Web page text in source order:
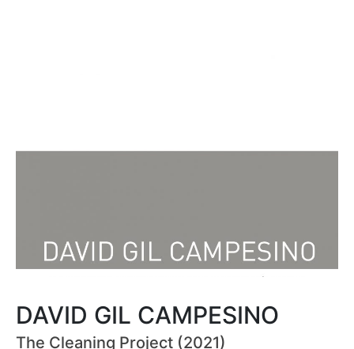
DAVID GIL CAMPESINO
The Cleaning Project (2021)